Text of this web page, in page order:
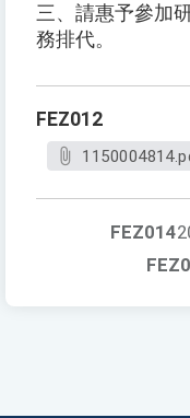
三、請惠予參加
務排代。
FEZ012
FEZ014